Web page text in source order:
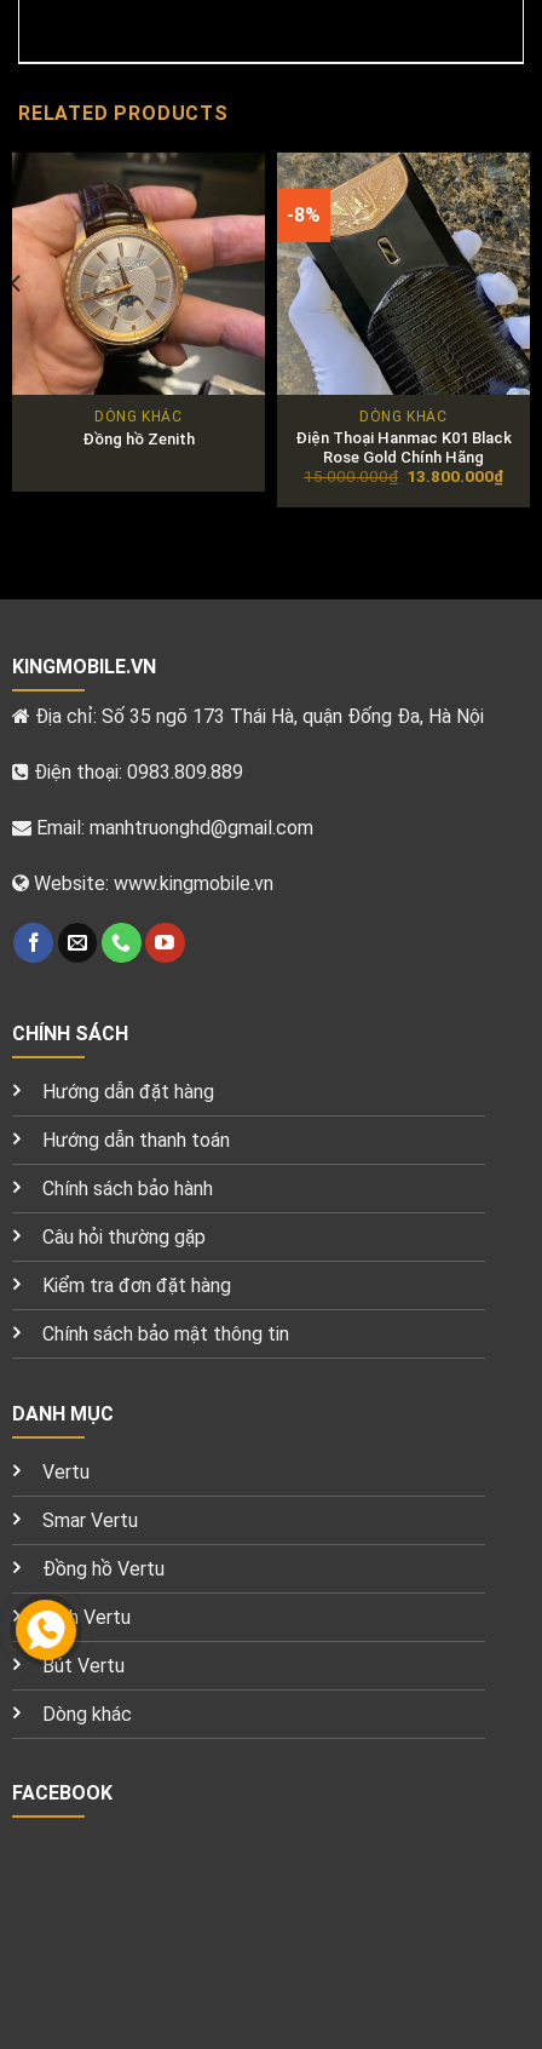
RELATED PRODUCTS
DÒNG KHÁC
Đồng hồ Zenith
-8%
DÒNG KHÁC
Điện Thoại Hanmac K01 Black
Rose Gold Chính Hãng
15.000.000₫ Original
was:
13.800.000₫
is:
KINGMOBILE.VN
Địa chỉ: Số 35 ngõ 173 Thái Hà, quận Đống Đa, Hà Nội
Điện thoại: 0983.809.889
Email: manhtruonghd@gmail.com
Website: www.kingmobile.vn
CHÍNH SÁCH
Hướng dẫn đặt hàng
Hướng dẫn thanh toán
Chính sách bảo hành
Câu hỏi thường gặp
Kiểm tra đơn đặt hàng
Chính sách bảo mật thông tin
DANH MỤC
Vertu
Smar Vertu
Đồng hồ Vertu
Kính Vertu
Bút Vertu
Dòng khác
FACEBOOK